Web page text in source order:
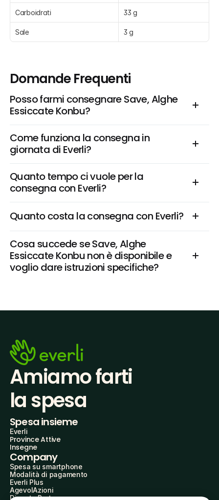
Carboidrati 33 g
Sale 3 g
Domande Frequenti
Posso farmi consegnare Save, Alghe
Essiccate Konbu?
Come funziona la consegna in
giornata di Everli?
Quanto tempo ci vuole per la
consegna con Everli?
Quanto costa la consegna con Everli?
Cosa succede se Save, Alghe
Essiccate Konbu non è disponibile e
voglio dare istruzioni specifiche?
Amiamo farti
la spesa
Spesa insieme
Everli
Province Attive
Insegne
Company
Spesa su smartphone
Modalità di pagamento
Everli Plus
AgevolAzioni
Diventa Partner